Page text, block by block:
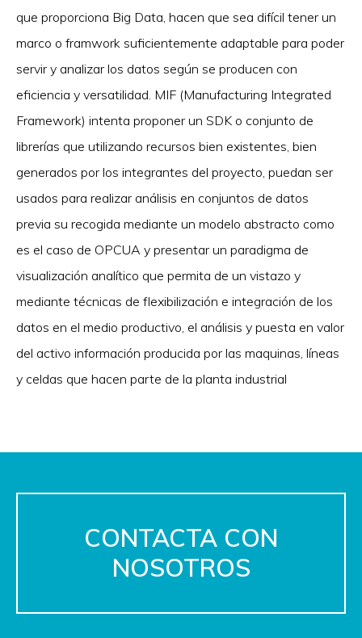
que proporciona Big Data, hacen que sea difícil tener un
marco o framwork suficientemente adaptable para poder
servir y analizar los datos según se producen con
eficiencia y versatilidad. MIF (Manufacturing Integrated
Framework) intenta proponer un SDK o conjunto de
librerías que utilizando recursos bien existentes, bien
generados por los integrantes del proyecto, puedan ser
usados para realizar análisis en conjuntos de datos
previa su recogida mediante un modelo abstracto como
es el caso de OPCUA y presentar un paradigma de
visualización analítico que permita de un vistazo y
mediante técnicas de flexibilización e integración de los
datos en el medio productivo, el análisis y puesta en valor
del activo información producida por las maquinas, líneas
y celdas que hacen parte de la planta industrial
CONTACTA CON
NOSOTROS